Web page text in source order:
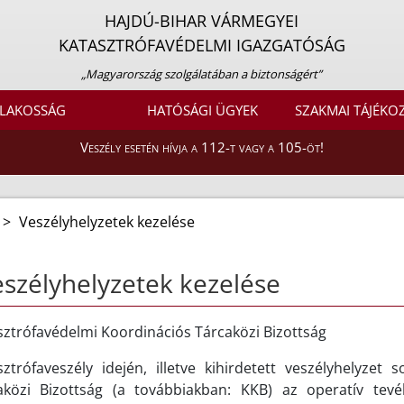
HAJDÚ-BIHAR VÁRMEGYEI
KATASZTRÓFAVÉDELMI IGAZGATÓSÁG
„Magyarország szolgálatában a biztonságért”
LAKOSSÁG HATÓSÁGI ÜGYEK SZAKMAI
Veszély esetén hívja a 112-t vagy a 105-öt!
> Veszélyhelyzetek kezelése
kezelése
Koordinációs Tárcaközi Bizottság
idején, illetve kihirdetett veszélyhelyzet
Bizottság (a továbbiakban: KKB) az operatív